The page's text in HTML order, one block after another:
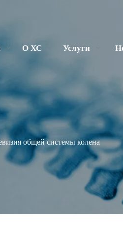
О ХС Услуги
общей системы колена